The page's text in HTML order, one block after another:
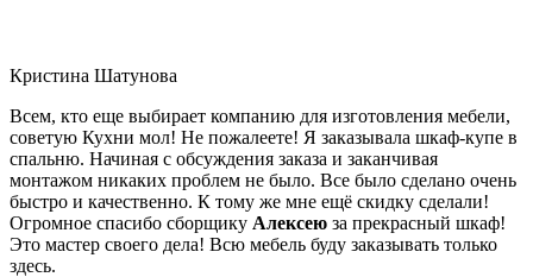
Кристина Шатунова
Всем, кто еще выбирает компанию для изготовления мебели,
советую Кухни мол! Не пожалеете! Я заказывала шкаф-купе в
спальню. Начиная с обсуждения заказа и заканчивая
монтажом никаких проблем не было. Все было сделано очень
быстро и качественно. К тому же мне ещё скидку сделали!
Огромное спасибо сборщику Алексею за прекрасный шкаф!
Это мастер своего дела! Всю мебель буду заказывать только
здесь.